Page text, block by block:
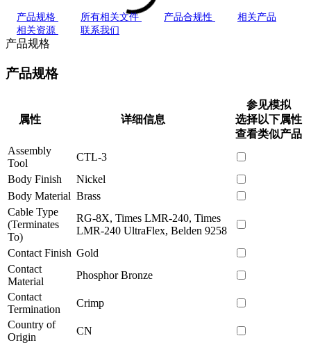
产品规格 所有相关文件 产品合规性
相关产品
相关资源
联系我们
产品规格
产品规格
属性 详细信息
参见模拟
选择以下属性
查看类似产品
Assembly
Tool
CTL-3
Body Finish
Nickel
Body Material Brass
Cable Type
(Terminates
To)
RG-8X, Times LMR-240, Times
LMR-240 UltraFlex, Belden 9258
Contact Finish Gold
Contact
Material
Phosphor Bronze
Contact
Termination
Crimp
Country of
Origin
CN